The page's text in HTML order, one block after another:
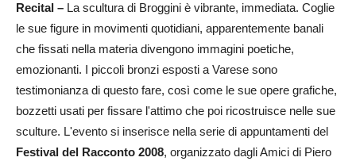
Recital – La scultura di Broggini è vibrante, immediata. Coglie
le sue figure in movimenti quotidiani, apparentemente banali
che fissati nella materia divengono immagini poetiche,
emozionanti. I piccoli bronzi esposti a Varese sono
testimonianza di questo fare, così come le sue opere grafiche,
bozzetti usati per fissare l'attimo che poi ricostruisce nelle sue
sculture. L'evento si inserisce nella serie di appuntamenti del
Festival del Racconto 2008, organizzato dagli Amici di Piero